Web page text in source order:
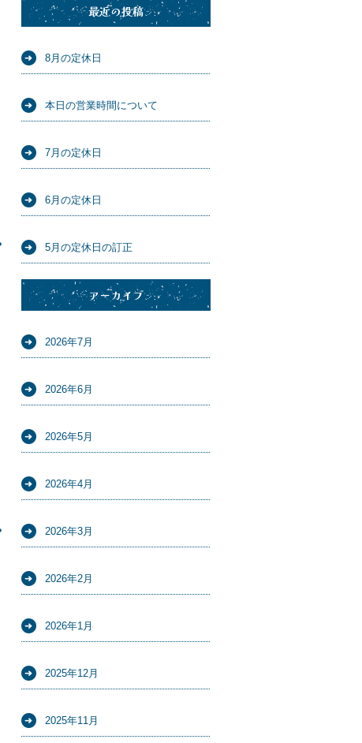
最近の投稿
8月の定休日
本日の営業時間について
7月の定休日
6月の定休日
5月の定休日の訂正
アーカイブ
2026年7月
2026年6月
2026年5月
2026年4月
2026年3月
2026年2月
2026年1月
2025年12月
2025年11月